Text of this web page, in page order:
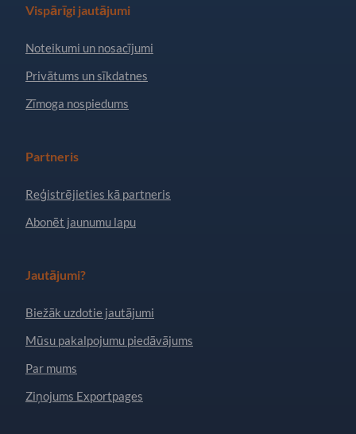
Vispārīgi jautājumi
Noteikumi un nosacījumi
Privātums un sīkdatnes
Zīmoga nospiedums
Partneris
Reģistrējieties kā partneris
Abonēt jaunumu lapu
Jautājumi?
Biežāk uzdotie jautājumi
Mūsu pakalpojumu piedāvājums
Par mums
Ziņojums Exportpages